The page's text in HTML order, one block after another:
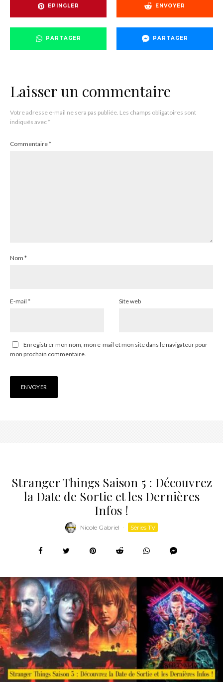
EPINGLER ENVOYER
PARTAGER PARTAGER
Laisser un commentaire
Votre adresse e-mail ne sera pas publiée. Les champs obligatoires sont
indiqués avec*
Commentaire*
Nom *
E-mail * Site web
Enregistrer mon nom, mon e-mail et mon site dans le navigateur pour
mon prochain commentaire.
Stranger Things Saison 5 : Découvrez
la Date de Sortie et les Dernières
Infos !
Nicole Gabriel · Séries TV